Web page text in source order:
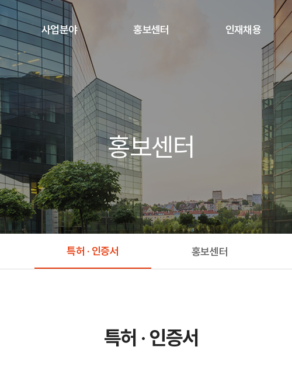
사업분야
시공능력
건축 · 주택
토목 · 조경
전기 · 소방
건설 IT
홍보센터
브로슈어
특허 · 인증서
홍보센터
NEWS
현장갤러리
인재채용
인사제도 · 복리후생
홍보센터
특허 · 인증서 홍보센터
특허 · 인증서